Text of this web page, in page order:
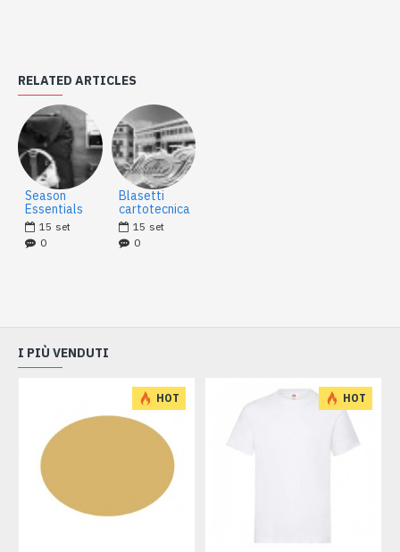
RELATED ARTICLES
Season
Essentials
15 set
0
Blasetti
cartotecnica
15 set
0
I PIÙ VENDUTI
HOT HOT